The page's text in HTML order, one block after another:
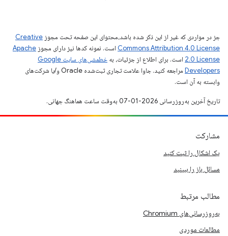
جز در مواردی که غیر از این ذکر شده باشد،‌محتوای این صفحه تحت مجوز Creative
Commons Attribution 4.0 License است. نمونه کدها نیز دارای مجوز Apache
2.0 License است. برای اطلاع از جزئیات، به
خطمشی‌های سایت Google
Developers‏
مراجعه کنید. جاوا علامت تجاری ثبت‌شده Oracle و/یا شرکت‌های
وابسته به آن است.
تاریخ آخرین به‌روزرسانی 2026-01-07 به‌وقت ساعت هماهنگ جهانی.
مشارکت
یک اشکال را ثبت کنید
مسائل باز را ببینید
مطالب مرتبط
به‌روزرسانی‌های Chromium
مطالعات موردی